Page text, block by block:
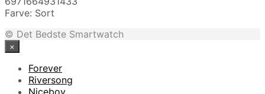
Farve: Sort
© Det Bedste Smartwatch
×
Forever
Riversong
Niceboy